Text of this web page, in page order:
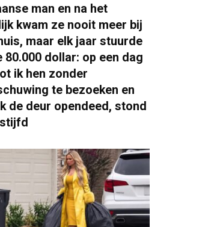
man en na het
kwam ze nooit meer bij
maar elk jaar stuurde
80.000 dollar: op een dag
ik hen zonder
te bezoeken en
de deur opendeed, stond